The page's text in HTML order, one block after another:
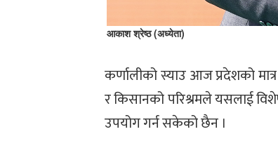
आकाश श्रेष्ठ (अध्येता)
कर्णालीको स्याउ आज प्रदेशको
र किसानको परिश्रमले यसलाई
उपयोग गर्न सकेको छैन ।